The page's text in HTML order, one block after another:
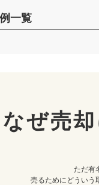
一覧
なぜ売
ただ有
売るためにどういう